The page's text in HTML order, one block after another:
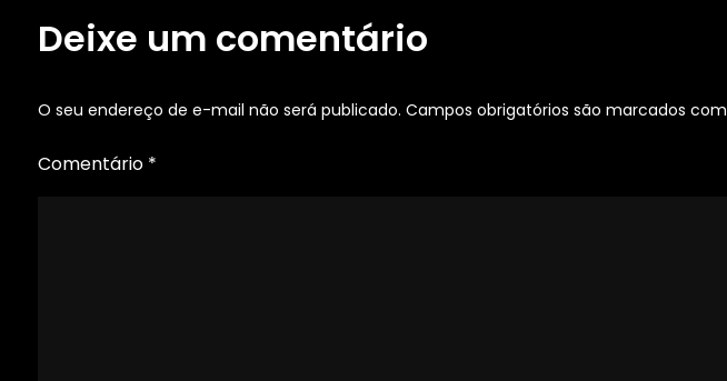
Deixe um comentário
O seu endereço de e-mail não será publicado. Campos obrigatórios são marcados com
Comentário *